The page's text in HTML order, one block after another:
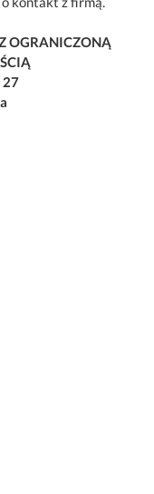
OGRANICZONĄ
27